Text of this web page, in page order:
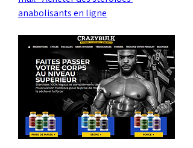
anabolisants en ligne